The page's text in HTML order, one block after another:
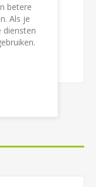
betere
Als je
diensten